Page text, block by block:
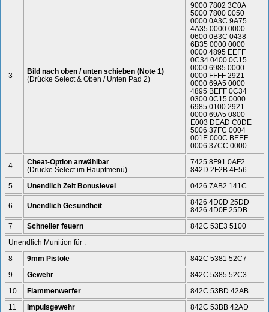
3
Bild nach oben / unten schieben (Note 1)
(Drücke Select & Oben / Unten Pad 2)
9000 7802 3C0A
5000 7800 0050
0000 0A3C 9A75
4A35 0000 0000
0600 0B3C 0438
6B35 0000 0000
0000 4895 EEFF
0C34 0400 0C15
0000 6985 0000
0000 FFFF 2921
0000 69A5 0000
4895 BEFF 0C34
0300 0C15 0000
6985 0100 2921
0000 69A5 0800
E003 DEAD C0DE
5006 37FC 0004
001E 000C BEEF
0006 37CC 0000
4
Cheat-Option anwählbar
(Drücke Select im Hauptmenü)
7425 8F91 0AF2
842D 2F2B 4E56
5
Unendlich Zeit Bonuslevel 0426 7AB2 141C
6 Unendlich Gesundheit
8426 4D0D 25DD
8426 4D0F 25DB
7
Schneller feuern
842C 53E3 5100
Unendlich Munition für :
8
9mm Pistole
842C 5381 52C7
9
Gewehr
842C 5385 52C3
10
Flammenwerfer
842C 53BD 42AB
11
Impulsgewehr
842C 53BB 42AD